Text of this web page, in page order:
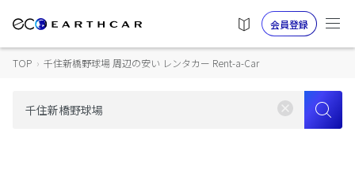
会員登録
TOP › 千住新橋野球場 周辺の安い レンタカー Rent-a-Car